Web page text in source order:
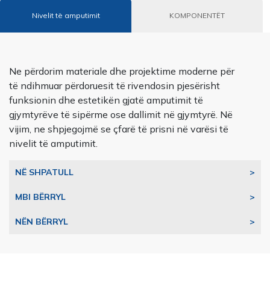
Nivelit të amputimit KOMPONENTËT
Ne përdorim materiale dhe projektime moderne për
të ndihmuar përdoruesit të rivendosin pjesërisht
funksionin dhe estetikën gjatë amputimit të
gjymtyrëve të sipërme ose dallimit në gjymtyrë. Në
vijim, ne shpjegojmë se çfarë të prisni në varësi të
nivelit të amputimit.
NË SHPATULL >
MBI BËRRYL >
NËN BËRRYL >